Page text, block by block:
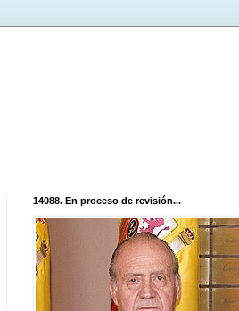
14088. En proceso de revisión...